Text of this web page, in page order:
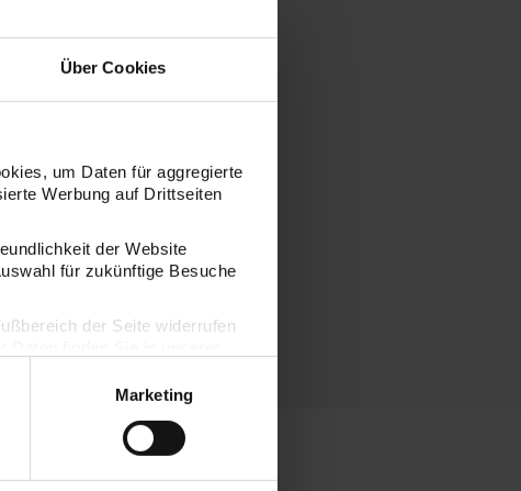
Über Cookies
um Daten für aggregierte
Werbung auf Drittseiten
der Website
für zukünftige Besuche
der Seite widerrufen
Marketing